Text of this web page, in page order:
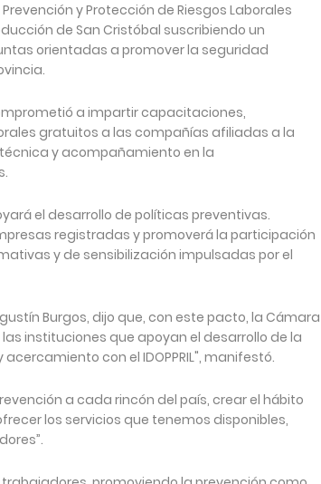
y Protección de Riesgos Laborales
de San Cristóbal suscribiendo un
orientadas a promover la seguridad
a impartir capacitaciones,
gratuitos a las compañías afiliadas a la
y acompañamiento en la
el desarrollo de políticas preventivas.
registradas y promoverá la participación
y de sensibilización impulsadas por el
Burgos, dijo que, con este pacto, la Cámara
instituciones que apoyan el desarrollo de la
con el IDOPPRIL", manifestó.
a cada rincón del país, crear el hábito
los servicios que tenemos disponibles,